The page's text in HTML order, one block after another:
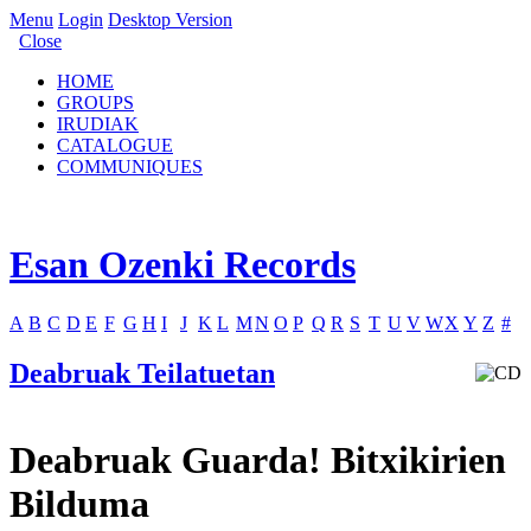
Menu Login Desktop Version
Close
HOME
GROUPS
IRUDIAK
CATALOGUE
COMMUNIQUES
Esan Ozenki Records
A B C D E F G H I J K L MN O P Q R S T U V WX Y Z #
Deabruak Teilatuetan
Deabruak Guarda! Bitxikirien
Bilduma